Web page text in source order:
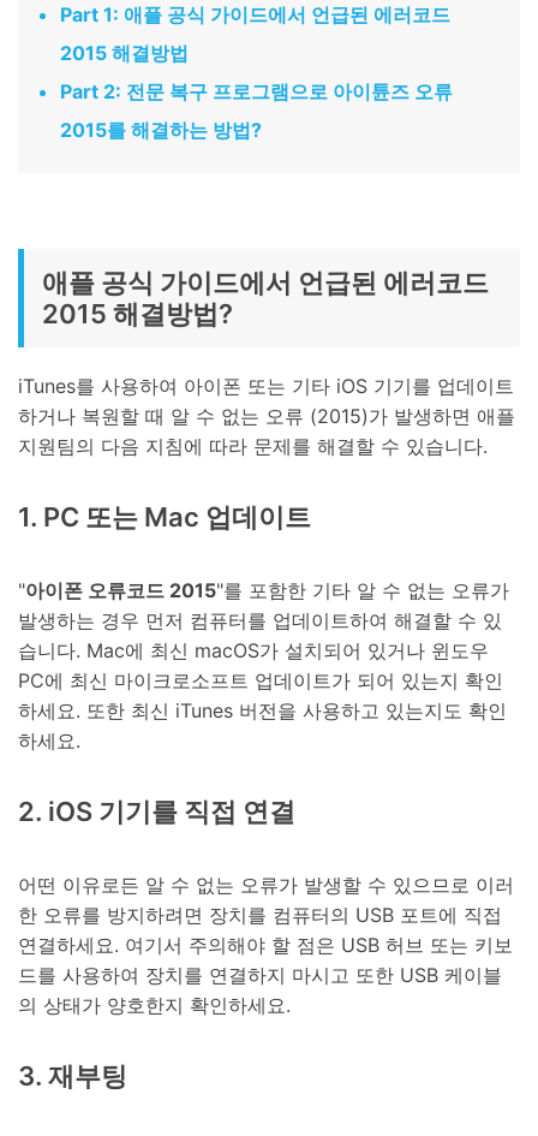
Part 1: 애플 공식 가이드에서 언급된 에러코드
2015 해결방법
Part 2: 전문 복구 프로그램으로 아이튠즈 오류
2015를 해결하는 방법?
애플 공식 가이드에서 언급된 에러코드
2015 해결방법?
iTunes를 사용하여 아이폰 또는 기타 iOS 기기를 업데이트
하거나 복원할 때 알 수 없는 오류 (2015)가 발생하면 애플
지원팀의 다음 지침에 따라 문제를 해결할 수 있습니다.
1. PC 또는 Mac 업데이트
"아이폰 오류코드 2015"를 포함한 기타 알 수 없는 오류가
발생하는 경우 먼저 컴퓨터를 업데이트하여 해결할 수 있
습니다. Mac에 최신 macOS가 설치되어 있거나 윈도우
PC에 최신 마이크로소프트 업데이트가 되어 있는지 확인
하세요. 또한 최신 iTunes 버전을 사용하고 있는지도 확인
하세요.
2. iOS 기기를 직접 연결
어떤 이유로든 알 수 없는 오류가 발생할 수 있으므로 이러
한 오류를 방지하려면 장치를 컴퓨터의 USB 포트에 직접
연결하세요. 여기서 주의해야 할 점은 USB 허브 또는 키보
드를 사용하여 장치를 연결하지 마시고 또한 USB 케이블
의 상태가 양호한지 확인하세요.
3. 재부팅